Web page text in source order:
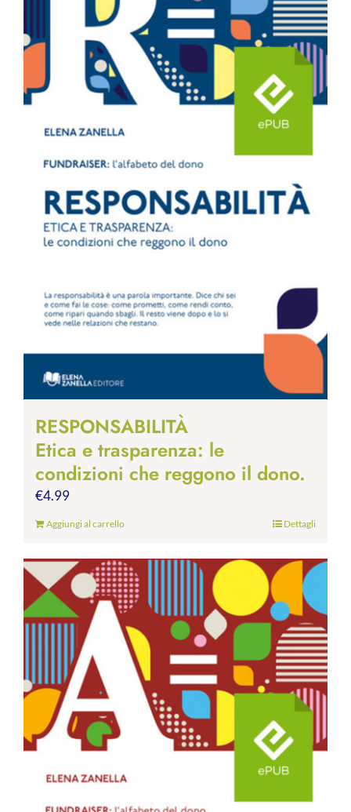
RESPONSABILITÀ
Etica e trasparenza: le
condizioni che reggono il dono.
€4.99
Aggiungi al carrello Dettagli